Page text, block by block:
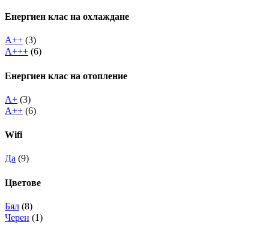
Енергиен клас на охлаждане
A++ (3)
A+++ (6)
Енергиен клас на отопление
A+ (3)
A++ (6)
Wifi
Да (9)
Цветове
Бял (8)
Черен (1)